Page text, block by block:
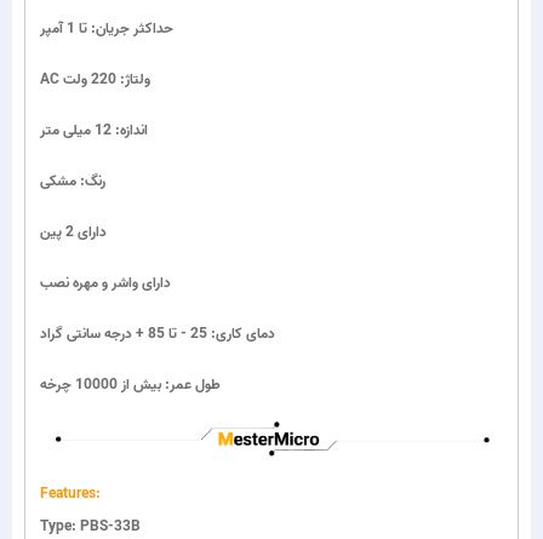
حداکثر جریان: تا 1 آمپر
ولتاژ: 220 ولت AC
اندازه: 12 میلی متر
رنگ: مشکی
دارای 2 پین
دارای واشر و مهره نصب
دمای کاری: 25 - تا 85 + درجه سانتی گراد
طول عمر: بیش از 10000 چرخه
Features:
Type: PBS-33B